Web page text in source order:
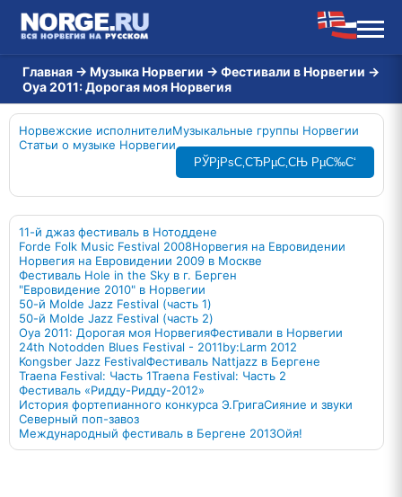
Главная → Музыка Норвегии → Фестивали в Норвегии →
Oya 2011: Дорогая моя Норвегия
Норвежские исполнителиМузыкальные группы Норвегии
Статьи о музыке Норвегии
РЎРјРѕС‚СЂРµС‚СЊ РµС‰С‘
11-й джаз фестиваль в Нотоддене
Forde Folk Music Festival 2008Норвегия на Евровидении
Норвегия на Евровидении 2009 в Москве
Фестиваль Hole in the Sky в г. Берген
"Евровидение 2010" в Норвегии
50-й Molde Jazz Festival (часть 1)
50-й Molde Jazz Festival (часть 2)
Oya 2011: Дорогая моя НорвегияФестивали в Норвегии
24th Notodden Blues Festival - 2011by:Larm 2012
Kongsber Jazz FestivalФестиваль Nattjazz в Бергене
Traena Festival: Часть 1Traena Festival: Часть 2
Фестиваль «Ридду-Ридду-2012»
История фортепианного конкурса Э.ГригаСияние и звуки
Северный поп-завоз
Международный фестиваль в Бергене 2013Ойя!